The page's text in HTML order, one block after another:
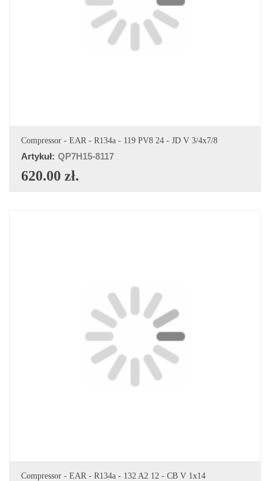
DODAJ DO KOSZYKA
Compressor - EAR - R134a - 119 PV8 24 - JD V 3/4x7/8
Artykuł: QP7H15-8117
620.00 zł.
DODAJ DO KOSZYKA
Compressor - EAR - R134a - 132 A2 12 - CB V 1x14